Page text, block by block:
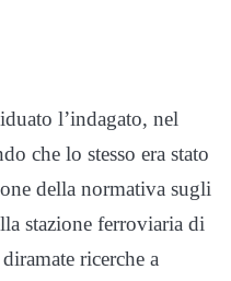
l’indagato, nel
che lo stesso era stato
della normativa sugli
stazione ferroviaria di
ricerche a